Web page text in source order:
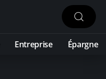
Entreprise Épargne